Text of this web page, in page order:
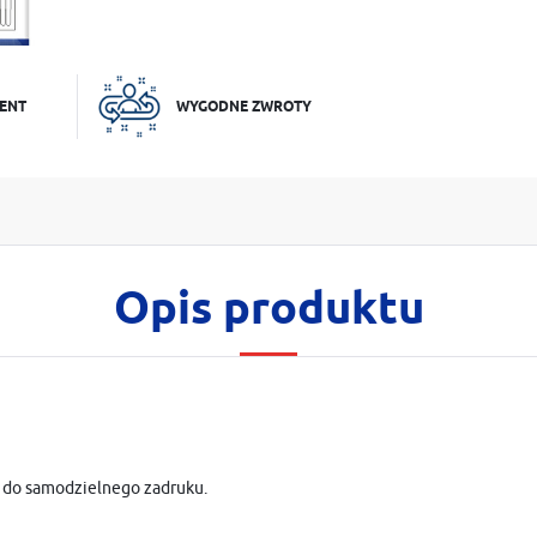
WYGODNE ZWROTY
Opis produktu
samodzielnego zadruku.